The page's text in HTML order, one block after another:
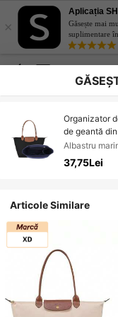
×
Aplicația
Găsește mai
suplimentare
Organizator
de geantă
pentru pahare
Albastru
37,75Lei
Articole Similare